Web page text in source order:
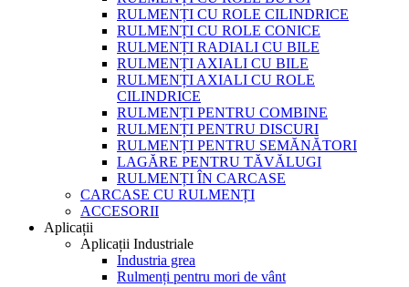
RULMENȚI CU ROLE CILINDRICE
RULMENȚI CU ROLE CONICE
RULMENȚI RADIALI CU BILE
RULMENȚI AXIALI CU BILE
RULMENȚI AXIALI CU ROLE
CILINDRICE
RULMENȚI PENTRU COMBINE
RULMENȚI PENTRU DISCURI
RULMENȚI PENTRU SEMĂNĂTORI
LAGĂRE PENTRU TĂVĂLUGI
RULMENȚI ÎN CARCASE
CARCASE CU RULMENȚI
ACCESORII
Aplicații
Aplicații Industriale
Industria grea
Rulmenți pentru mori de vânt